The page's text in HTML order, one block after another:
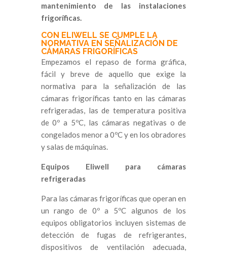
mantenimiento de las instalaciones
frigoríficas.
CON ELIWELL SE CUMPLE LA
NORMATIVA EN SEÑALIZACIÓN DE
CÁMARAS FRIGORÍFICAS
Empezamos el repaso de forma gráfica,
fácil y breve de aquello que exige la
normativa para la señalización de las
cámaras frigoríficas tanto en las cámaras
refrigeradas, las de temperatura positiva
de 0º a 5ºC, las cámaras negativas o de
congelados menor a 0ºC y en los obradores
y salas de máquinas.
Equipos Eliwell para cámaras
refrigeradas
Para las cámaras frigoríficas que operan en
un rango de 0º a 5ºC algunos de los
equipos obligatorios incluyen sistemas de
detección de fugas de refrigerantes,
dispositivos de ventilación adecuada,